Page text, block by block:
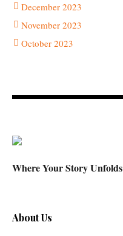
December 2023
November 2023
October 2023
Where Your Story Unfolds
About Us